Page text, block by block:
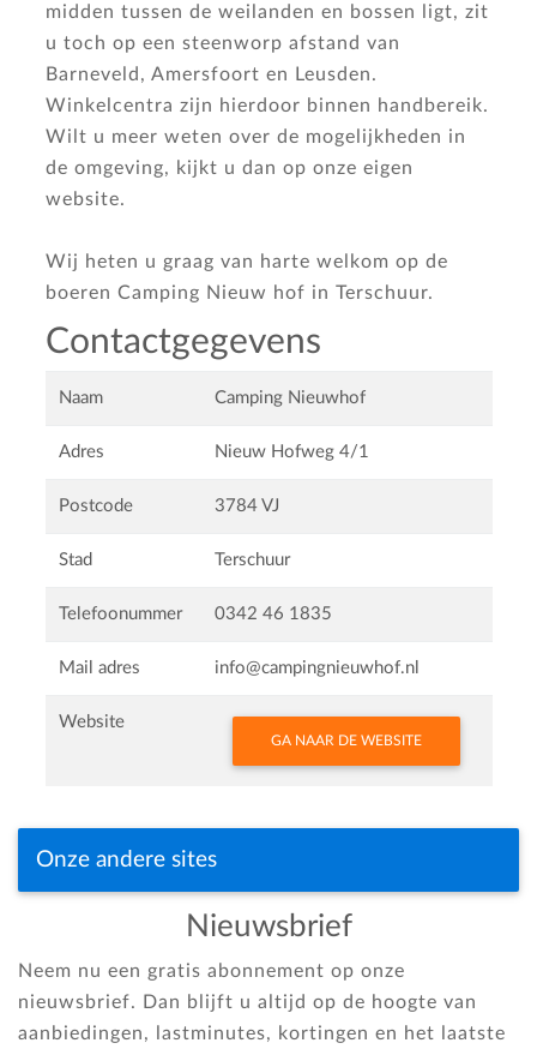
midden tussen de weilanden en bossen ligt, zit
u toch op een steenworp afstand van
Barneveld, Amersfoort en Leusden.
Winkelcentra zijn hierdoor binnen handbereik.
Wilt u meer weten over de mogelijkheden in
de omgeving, kijkt u dan op onze eigen
website.
Wij heten u graag van harte welkom op de
boeren Camping Nieuw hof in Terschuur.
Contactgegevens
Naam Camping Nieuwhof
Adres Nieuw Hofweg 4/1
Postcode 3784 VJ
Stad Terschuur
Telefoonummer 0342 46 1835
Mail adres info@campingnieuwhof.nl
Website
GA NAAR DE WEBSITE
Onze andere sites
Nieuwsbrief
Neem nu een gratis abonnement op onze
nieuwsbrief. Dan blijft u altijd op de hoogte van
aanbiedingen, lastminutes, kortingen en het laatste